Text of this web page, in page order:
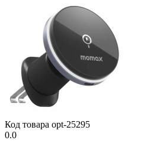
Код товара opt-25295
0.0